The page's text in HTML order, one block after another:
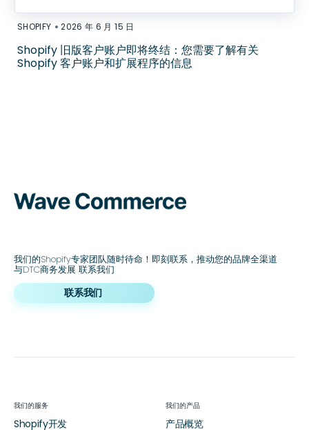
SHOPIFY • 2026 年 6 月 15 日
Shopify 旧版客户账户即将终结：您需要了解有关
Shopify 客户账户和扩展程序的信息
我们的Shopify专家团队随时待命！即刻联系，推动您的品牌全渠道
与DTC商务发展 联系我们
联系我们
我们的服务
Shopify开发
我们的产品
产品概览